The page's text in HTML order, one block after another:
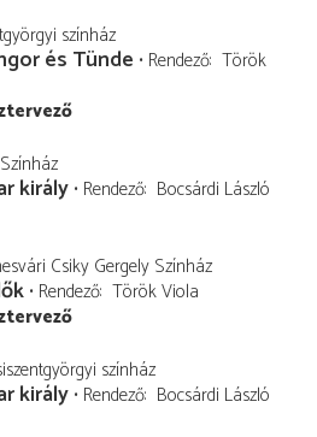
színház
és Tünde Rendező Török
király Rendező Bocsárdi László
Csiky Gergely Színház
Rendező Török Viola
színház
király Rendező Bocsárdi László